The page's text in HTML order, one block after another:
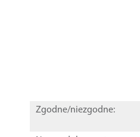
Zgodne/niezgodne: